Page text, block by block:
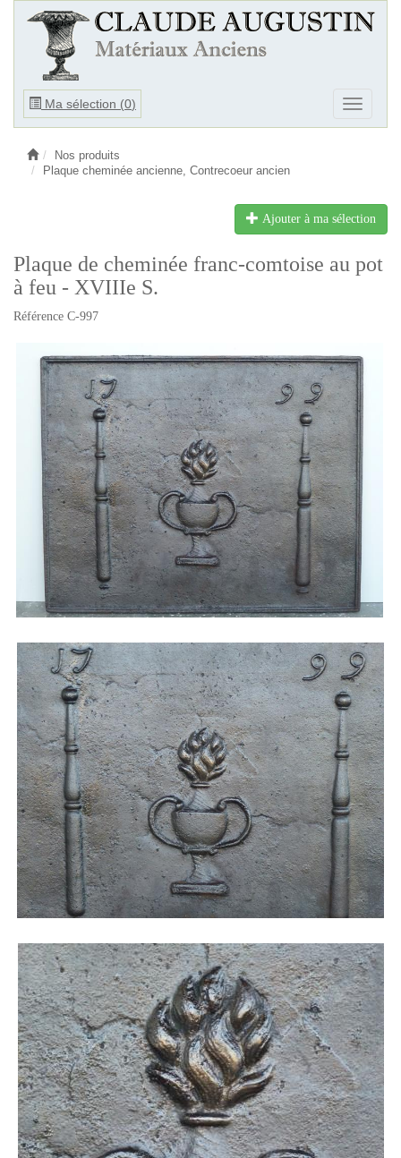
Ma sélection (0)
Ouvrir
Ouvrir
le
Nos produits
Plaque cheminée ancienne, Contrecoeur ancien
Ajouter à ma sélection
Plaque de cheminée franc-comtoise au pot
à feu - XVIIIe S.
Référence C-997